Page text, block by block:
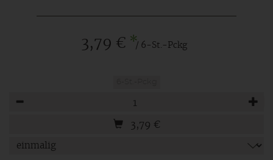
3,79 € */ 6-St.-Pckg
3,79 €